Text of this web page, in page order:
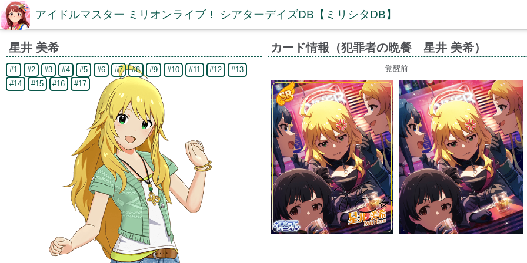
アイドルマスター ミリオンライブ！ シアターデイズDB【ミリシタDB】
星井 美希
#1 #2 #3 #4 #5 #6 #7 #8 #9 #10 #11 #12
#13
#14
#15 #16 #17
カード情報（犯罪者の晩餐 星井 美希）
覚醒前